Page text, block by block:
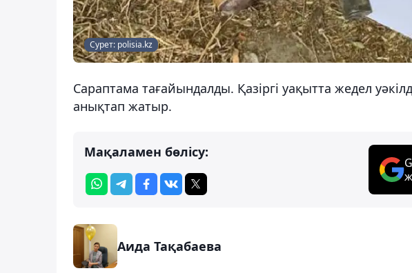
Сурет: polisia.kz
Сараптама тағайындалды. Қазіргі уақытта жедел
анықтап жатыр.
Мақаламен бөлісу:
Аида Тақабаева